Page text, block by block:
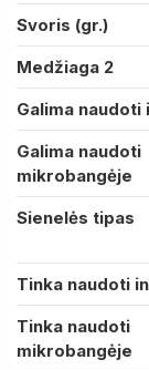
Svoris (gr.)
Medžiaga 2
Galima naudoti
Galima naudoti
mikrobangėje
Sienelės tipas
Tinka naudoti
Tinka naudoti
mikrobangėje